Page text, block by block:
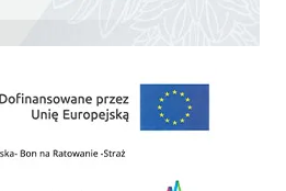
średniego samochodu ratowniczo-gaśniczego z